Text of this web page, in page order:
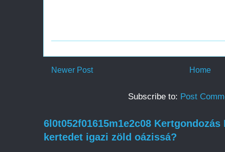
Newer Post Home
Subscribe to: Post
6l0t052f01615m1e2c08
kertedet igazi zöld oázissá?